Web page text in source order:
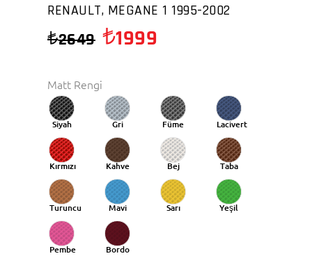
RENAULT, MEGANE 1 1995-2002
2649 1999
Matt Rengi
Siyah Gri Füme Lacivert
Kırmızı Kahve Bej Taba
Turuncu
Taba
Mavi Sarı Yeşil
Pembe Bordo